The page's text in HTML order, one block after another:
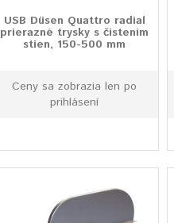
USB Düsen Quattro radial
prierazné trysky s čistením
stien, 150-500 mm
Ceny sa zobrazia len po
prihlásení